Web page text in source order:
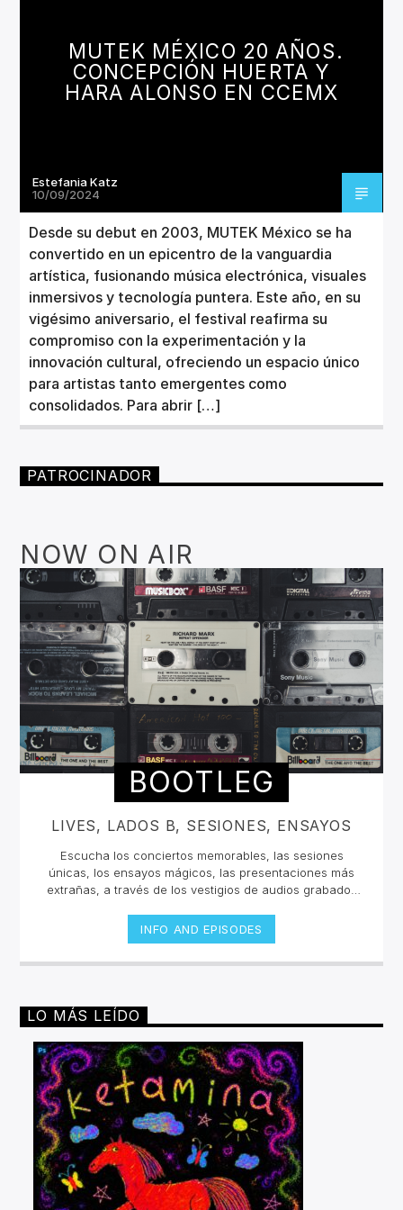
ARTISTA
Invencible Radio
MUTEK MÉXICO 20 AÑOS.
CONCEPCIÓN HUERTA Y
HARA ALONSO EN CCEMX
Estefania Katz
10/09/2024
Desde su debut en 2003, MUTEK México se ha
convertido en un epicentro de la vanguardia
artística, fusionando música electrónica, visuales
inmersivos y tecnología puntera. Este año, en su
vigésimo aniversario, el festival reafirma su
compromiso con la experimentación y la
innovación cultural, ofreciendo un espacio único
para artistas tanto emergentes como
consolidados. Para abrir […]
PATROCINADOR
NOW ON AIR
BOOTLEG
LIVES, LADOS B, SESIONES, ENSAYOS
Escucha los conciertos memorables, las sesiones
únicas, los ensayos mágicos, las presentaciones más
extrañas, a través de los vestigios de audios grabados
coleccionistas o los más fanáticos de la banda. Estos es
, un espacio para escuchar los lados b, remixes,
reediciones, remasterizaciones, reversiones que se han
Takeshi López e invitadosinvencible.net
INFO AND EPISODES
LO MÁS LEÍDO